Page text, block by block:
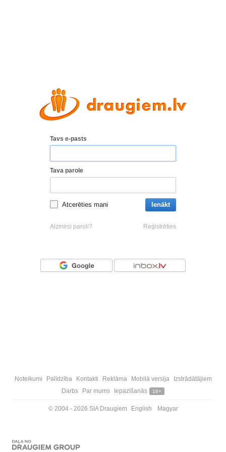
Tavs e-pasts
Tava parole
Atcerēties mani Ienākt
Aizmirsi paroli? Reģistrēties
Noteikumi Palīdzība Kontakti Reklāma Mobilā versija
Izstrādātājiem
Darbs
Par mums Iepazīšanās 18+
© 2004 - 2026 SIA Draugiem English Magyar